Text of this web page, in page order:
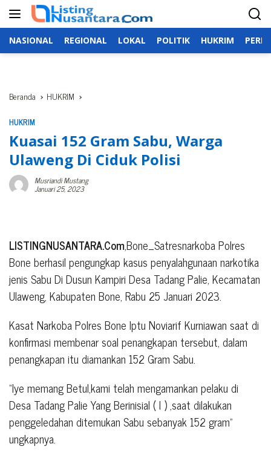
konten
NASIONAL REGIONAL LOKAL POLITIK HUKRIM
Beranda HUKRIM
HUKRIM
Kuasai 152 Gram Sabu, Warga
Ulaweng Di Ciduk Polisi
Musriandi Mustang
Januari 25, 2023
LISTINGNUSANTARA.Com,Bone_Satresnarkoba Polres
Bone berhasil pengungkap kasus penyalahgunaan narkotika
jenis Sabu Di Dusun Kampiri Desa Tadang Palie, Kecamatan
Ulaweng, Kabupaten Bone, Rabu 25 Januari 2023.
Kasat Narkoba Polres Bone Iptu Noviarif Kurniawan saat di
konfirmasi membenar soal penangkapan tersebut, dalam
penangkapan itu diamankan 152 Gram Sabu.
“Iye memang Betul,kami telah mengamankan pelaku di
Desa Tadang Palie Yang Berinisial ( I ) ,saat dilakukan
penggeledahan ditemukan Sabu sebanyak 152 gram”
ungkapnya.